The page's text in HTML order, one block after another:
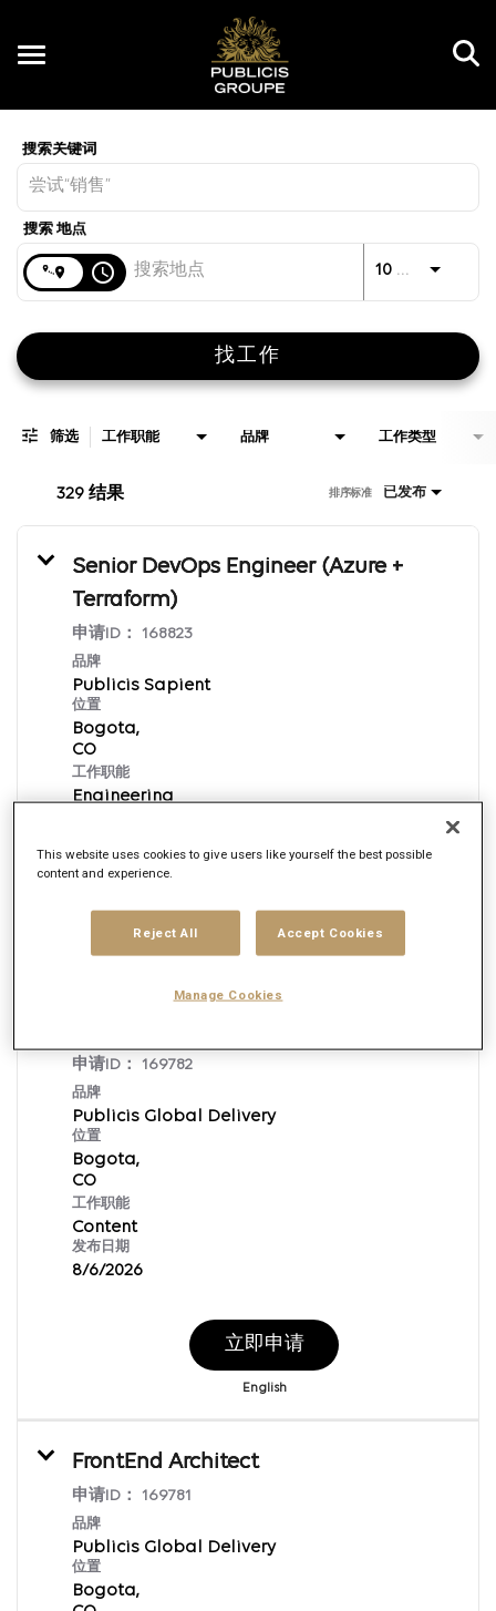
Toggle
CN
access_time 10 公里
找工作
筛选 工作职能 品牌 工作类型
329 结果 已发布
排序标准
Senior DevOps Engineer (Azure +
Terraform)
申请ID： 168823
品牌
Publicis Sapient
位置
Bogota,
工作职能
Engineering
立即申请
English
申请ID： 169782
品牌
Publicis Global Delivery
位置
Bogota,
工作职能
Content
发布日期
8/6/2026
立即申请
English
FrontEnd Architect
申请ID： 169781
品牌
Publicis Global Delivery
位置
Bogota,
This website uses cookies to give users like yourself the best possible
content and experience.
Reject All Accept Cookies
Manage Cookies